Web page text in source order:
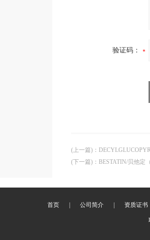
验证码：
(上一篇) ：
(下一篇) ： BESTATIN/贝他定
首页 公司简介 资质证书